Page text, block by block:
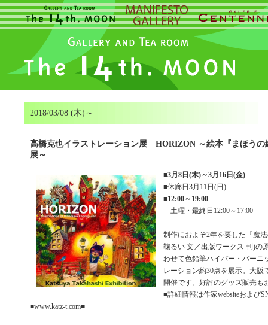
2018/03/08 (木)～
高橋克也イラストレーション展 HORIZON ～絵本『まほうの
展～
■3月8日(木)～3月16日(金)
■休廊日3月11日(日)
■12:00～19:00
土曜・最終日12:00～17:00
制作におよそ2年を要した『魔
鞠るい 文／出版ワークス 刊)の
わせて色鉛筆ハイパー・バーニ
レーション約30点を展示。大阪
開催です。好評のグッズ販売も
■詳細情報は作家websiteおよび
■www.katz-t.com■